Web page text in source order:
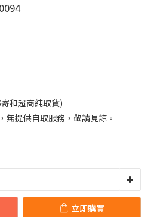
和超商純取貨)
無提供自取服務，敬請見諒。
立即購買